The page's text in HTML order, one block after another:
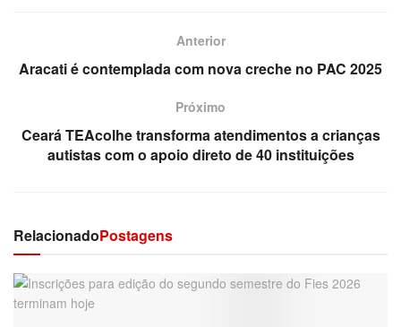
Anterior
Aracati é contemplada com nova creche no PAC 2025
Próximo
Ceará TEAcolhe transforma atendimentos a crianças
autistas com o apoio direto de 40 instituições
RelacionadoPostagens